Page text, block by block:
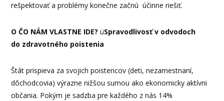
rešpektovať a problémy konečne začnú účinne riešiť.
O ČO NÁM VLASTNE IDE? üSpravodlivosť v odvodoch
do zdravotného poistenia
Štát prispieva za svojich poistencov (deti, nezamestnaní,
dôchodcovia) výrazne nižšou sumou ako ekonomicky aktívni
občania. Pokým je sadzba pre každého z nás 14%